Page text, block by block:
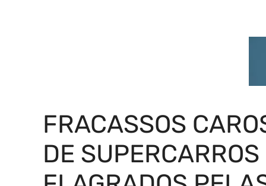
FRACASSOS
DE SUPERCARROS